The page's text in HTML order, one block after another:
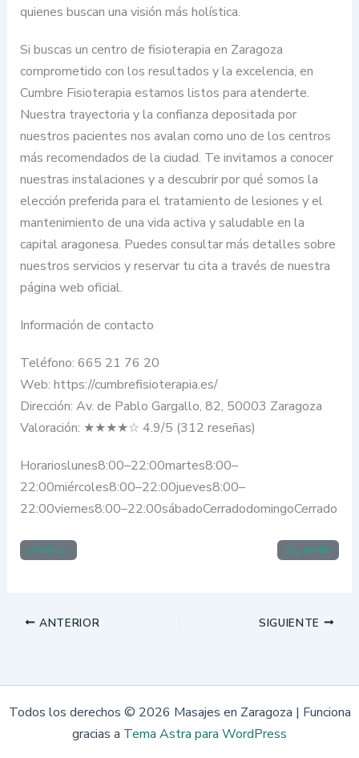
quienes buscan una visión más holística.
Si buscas un centro de fisioterapia en Zaragoza
comprometido con los resultados y la excelencia, en
Cumbre Fisioterapia estamos listos para atenderte.
Nuestra trayectoria y la confianza depositada por
nuestros pacientes nos avalan como uno de los centros
más recomendados de la ciudad. Te invitamos a conocer
nuestras instalaciones y a descubrir por qué somos la
elección preferida para el tratamiento de lesiones y el
mantenimiento de una vida activa y saludable en la
capital aragonesa. Puedes consultar más detalles sobre
nuestros servicios y reservar tu cita a través de nuestra
página web oficial.
Información de contacto
Teléfono: 665 21 76 20
Web: https://cumbrefisioterapia.es/
Dirección: Av. de Pablo Gargallo, 82, 50003 Zaragoza
Valoración: ★★★★☆ 4.9/5 (312 reseñas)
Horarioslunes8:00–22:00martes8:00–
22:00miércoles8:00–22:00jueves8:00–
22:00viernes8:00–22:00sábadoCerradodomingoCerrado
Anterior Siguiente
ANTERIOR SIGUIENTE
Todos los derechos © 2026 Masajes en Zaragoza | Funciona
gracias a Tema Astra para WordPress